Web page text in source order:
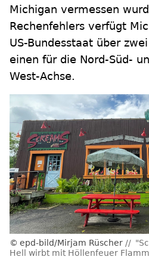
Michigan vermessen
Rechenfehlers verfügt
US-Bundesstaat über
einen für die Nord-Süd-
West-Achse.
epd-bild/Mirjam Rüscher
Hell wirbt mit Höllenfeuer